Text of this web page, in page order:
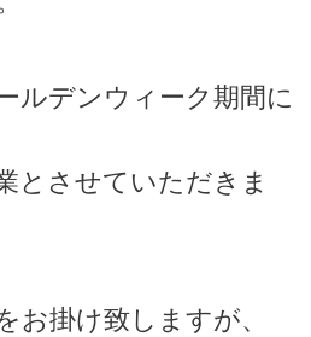
ルデンウィーク期間に
とさせていただきま
お掛け致しますが、